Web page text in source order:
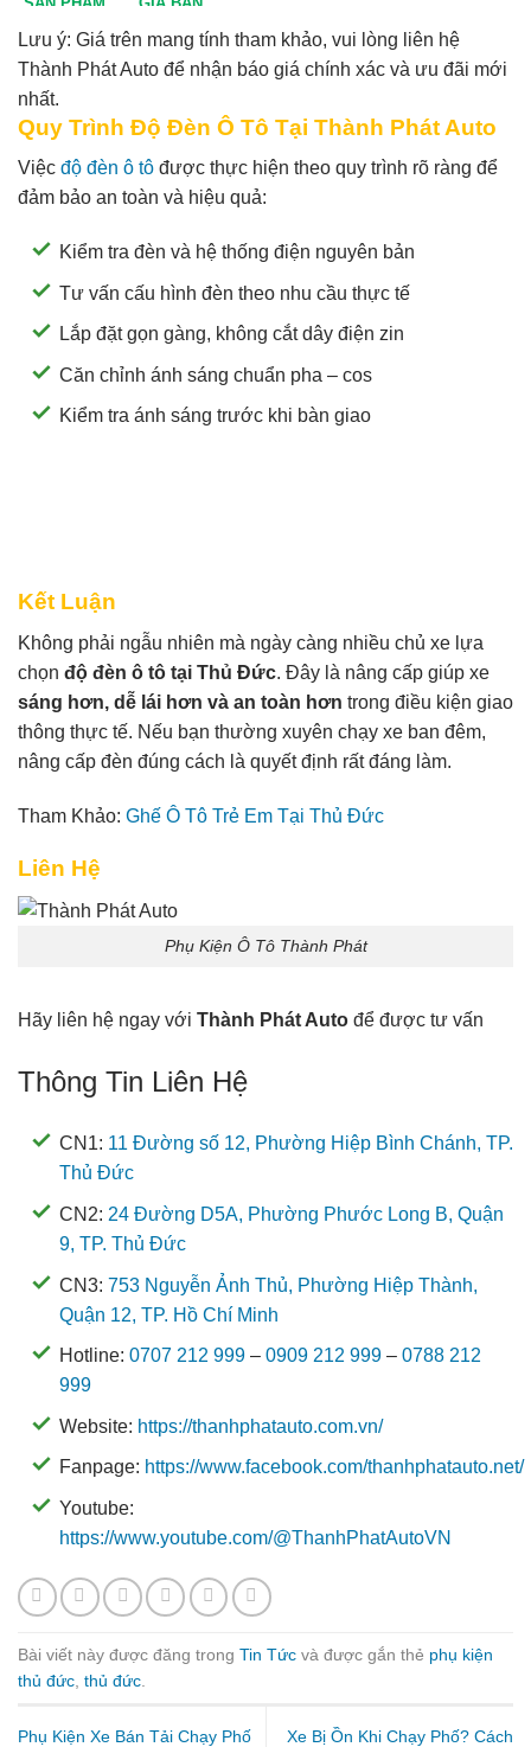
M30 Ultra 4tr5
Aozoom EX3 5tr
Lưu ý: Giá trên mang tính tham khảo, vui lòng liên hệ
Thành Phát Auto để nhận báo giá chính xác và ưu đãi mới
nhất.
Quy Trình Độ Đèn Ô Tô Tại Thành Phát Auto
Việc độ đèn ô tô được thực hiện theo quy trình rõ ràng để
đảm bảo an toàn và hiệu quả:
Kiểm tra đèn và hệ thống điện nguyên bản
Tư vấn cấu hình đèn theo nhu cầu thực tế
Lắp đặt gọn gàng, không cắt dây điện zin
Căn chỉnh ánh sáng chuẩn pha – cos
Kiểm tra ánh sáng trước khi bàn giao
Kết Luận
Không phải ngẫu nhiên mà ngày càng nhiều chủ xe lựa
chọn độ đèn ô tô tại Thủ Đức. Đây là nâng cấp giúp xe
sáng hơn, dễ lái hơn và an toàn hơn trong điều kiện giao
thông thực tế. Nếu bạn thường xuyên chạy xe ban đêm,
nâng cấp đèn đúng cách là quyết định rất đáng làm.
Tham Khảo: Ghế Ô Tô Trẻ Em Tại Thủ Đức
Liên Hệ
Phụ Kiện Ô Tô Thành Phát
Hãy liên hệ ngay với Thành Phát Auto để được tư vấn
Thông Tin Liên Hệ
CN1: 11 Đường số 12, Phường Hiệp Bình Chánh, TP.
Thủ Đức
CN2: 24 Đường D5A, Phường Phước Long B, Quận
9, TP. Thủ Đức
CN3: 753 Nguyễn Ảnh Thủ, Phường Hiệp Thành,
Quận 12, TP. Hồ Chí Minh
Hotline: 0707 212 999 – 0909 212 999 – 0788 212
999
Website: https://thanhphatauto.com.vn/
Fanpage: https://www.facebook.com/thanhphatauto.net/
Youtube:
https://www.youtube.com/@ThanhPhatAutoVN
Bài viết này được đăng trong Tin Tức và được gắn thẻ phụ kiện
thủ đức thủ đức
Phụ Kiện Xe Bán Tải Chạy Phố
Xe Bị Ồn Khi Chạy Phố? Cách